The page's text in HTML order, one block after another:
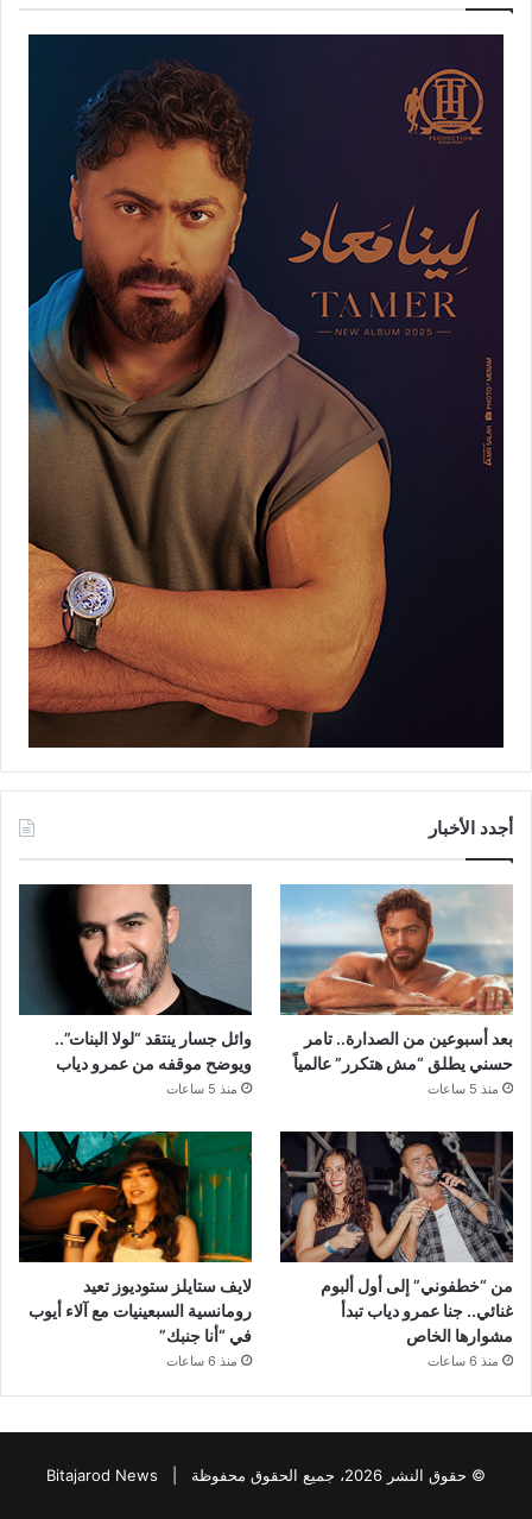
أجدد الأخبار
بعد أسبوعين من الصدارة.. تامر
حسني يطلق “مش هتكرر” عالمياً
منذ 5 ساعات
وائل جسار ينتقد “لولا البنات”..
ويوضح موقفه من عمرو دياب
منذ 5 ساعات
من “خطفوني” إلى أول ألبوم
غنائي.. جنا عمرو دياب تبدأ
مشوارها الخاص
منذ 6 ساعات
لايف ستايلز ستوديوز تعيد
رومانسية السبعينيات مع آلاء أيوب
في “أنا جنبك”
منذ 6 ساعات
© حقوق النشر 2026، جميع الحقوق محفوظة | Bitajarod News